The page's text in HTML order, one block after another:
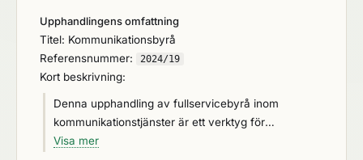
Upphandlingens omfattning
Titel: Kommunikationsbyrå
Referensnummer:
2024/19
Kort beskrivning:
Denna upphandling av fullservicebyrå inom
kommunikationstjänster är ett verktyg för
kommunikatörerna och hela organisationen att nå ut
Visa mer